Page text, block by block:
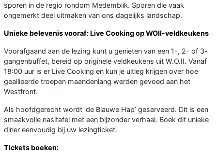
sporen in de regio rondom Medemblik. Sporen die vaak
ongemerkt deel uitmaken van ons dagelijks landschap.
Unieke belevenis vooraf: Live Cooking op WOII-veldkeukens
Voorafgaand aan de lezing kunt u genieten van een 1-, 2- of 3-
gangenbuffet, bereid op originele veldkeukens uit W.O.II. Vanaf
18:00 uur is er Live Cooking en kun je uitleg krijgen over hoe
geallieerde troepen maandenlang werden gevoed aan het
Westfront.
Als hoofdgerecht wordt ‘de Blauwe Hap’ geserveerd. Dit is een
smaakvolle nasitafel met een bijzonder verhaal. Boek dit unieke
diner eenvoudig bij uw lezingticket.
Tickets boeken: